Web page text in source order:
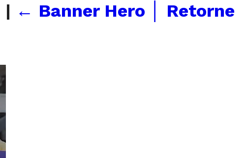
| ← Banner Hero │ Retorne